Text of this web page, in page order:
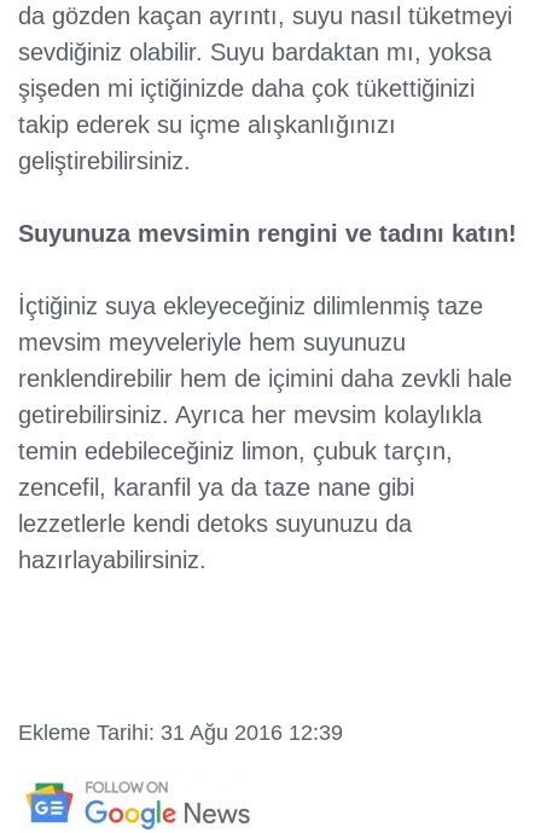
da gözden kaçan ayrıntı, suyu nasıl tüketmeyi
sevdiğiniz olabilir. Suyu bardaktan mı, yoksa
şişeden mi içtiğinizde daha çok tükettiğinizi
takip ederek su içme alışkanlığınızı
geliştirebilirsiniz.
Suyunuza mevsimin rengini ve tadını katın!
İçtiğiniz suya ekleyeceğiniz dilimlenmiş taze
mevsim meyveleriyle hem suyunuzu
renklendirebilir hem de içimini daha zevkli hale
getirebilirsiniz. Ayrıca her mevsim kolaylıkla
temin edebileceğiniz limon, çubuk tarçın,
zencefil, karanfil ya da taze nane gibi
lezzetlerle kendi detoks suyunuzu da
hazırlayabilirsiniz.
Ekleme Tarihi: 31 Ağu 2016 12:39